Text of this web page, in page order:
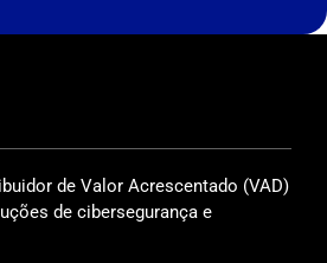
de Valor Acrescentado (VAD)
de cibersegurança e